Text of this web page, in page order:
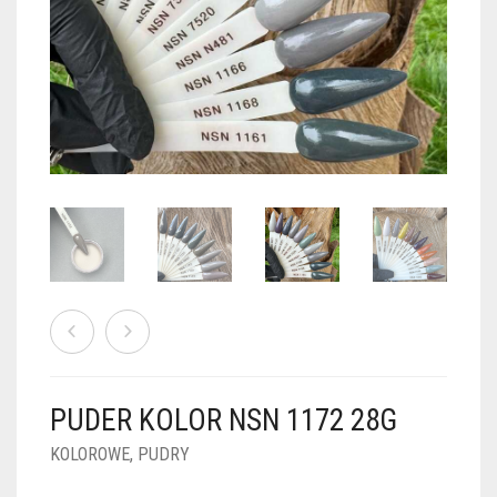
PUDRY BROKATOWE
PUDRY Z DROBINKAMI
PUDRY KOLOR PUR
PUDRY BUDUJĄCE
PUDRY DO FRENCH
PUDRY GALAXY
PUDRY SPARKLE
PUDRY TERMICZNE
PUDRY ŚWIECĄCE
FOIL DIP
KOSZYK
PUDER KOLOR NSN 1172 28G
KOLOROWE, PUDRY